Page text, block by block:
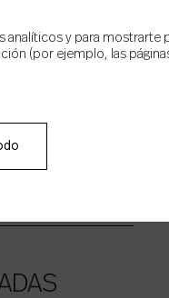
analíticos y para mostrarte
(por ejemplo, las